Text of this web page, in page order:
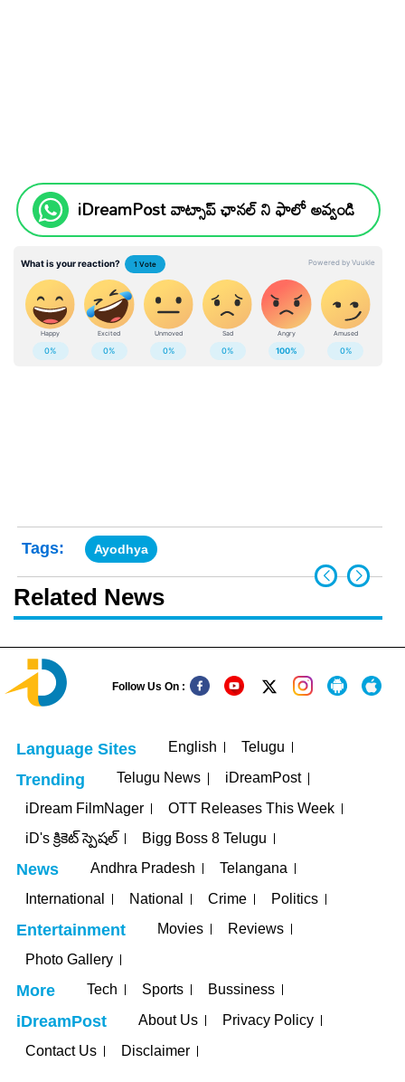
iDreamPost వాట్సాప్ ఛానల్ ని ఫాలో అవ్వండి
Tags: Ayodhya
Related News
Follow Us On :
Language Sites English Telugu
Trending Telugu News
iDreamPost
iDream FilmNager
OTT Releases This Week
iD's క్రికెట్ స్పెషల్
Bigg Boss 8 Telugu
News Andhra Pradesh
Telangana
International
National Crime Politics
Entertainment Movies
Reviews
Photo Gallery
More Tech Sports Bussiness
iDreamPost About Us
Privacy Policy
Contact Us
Disclaimer